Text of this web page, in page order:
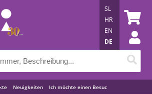
Neuigkeiten Ich möchte einen Besuc
SL
HR
EN
DE